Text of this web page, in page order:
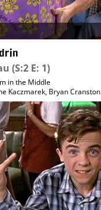
(S:2 E: 1)
in the Middle
Kaczmarek, Bryan Cranston